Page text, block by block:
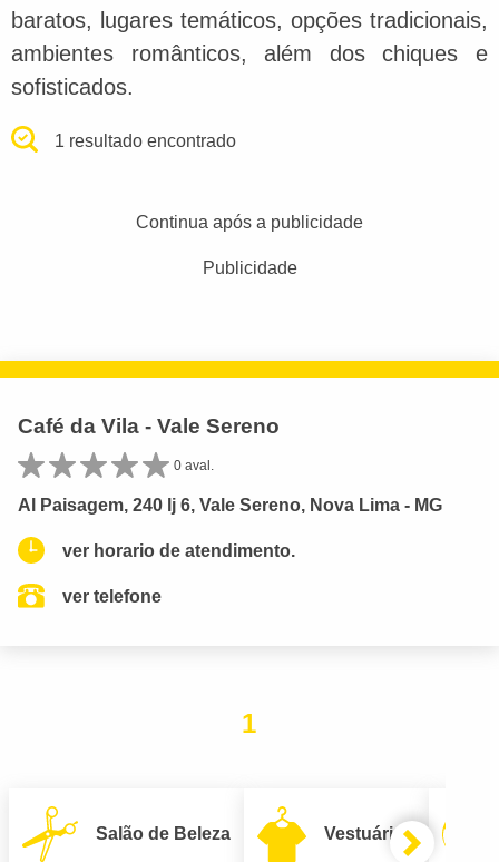
baratos, lugares temáticos, opções tradicionais,
ambientes românticos, além dos chiques e
sofisticados.
1 resultado encontrado
Continua após a publicidade
Publicidade
Café da Vila - Vale Sereno
0 aval.
Al Paisagem, 240 lj 6, Vale Sereno, Nova Lima - MG
ver horario de atendimento.
ver telefone
1
Salão de Beleza Vestuário